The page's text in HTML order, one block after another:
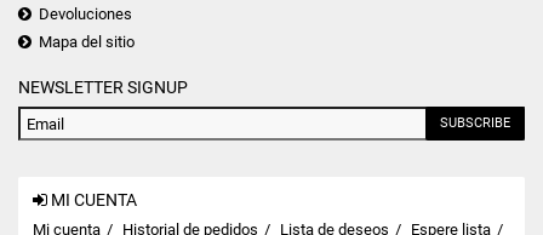
Devoluciones
Mapa del sitio
NEWSLETTER SIGNUP
SUBSCRIBE
MI CUENTA
Mi cuenta Historial de pedidos Lista de deseos Espere lista